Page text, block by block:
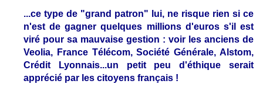
...ce type de "grand patron" lui, ne risque rien si ce
n'est de gagner quelques millions d'euros s'il est
viré pour sa mauvaise gestion : voir les anciens de
Veolia, France Télécom, Société Générale, Alstom,
Crédit Lyonnais...un petit peu d'éthique serait
apprécié par les citoyens français !